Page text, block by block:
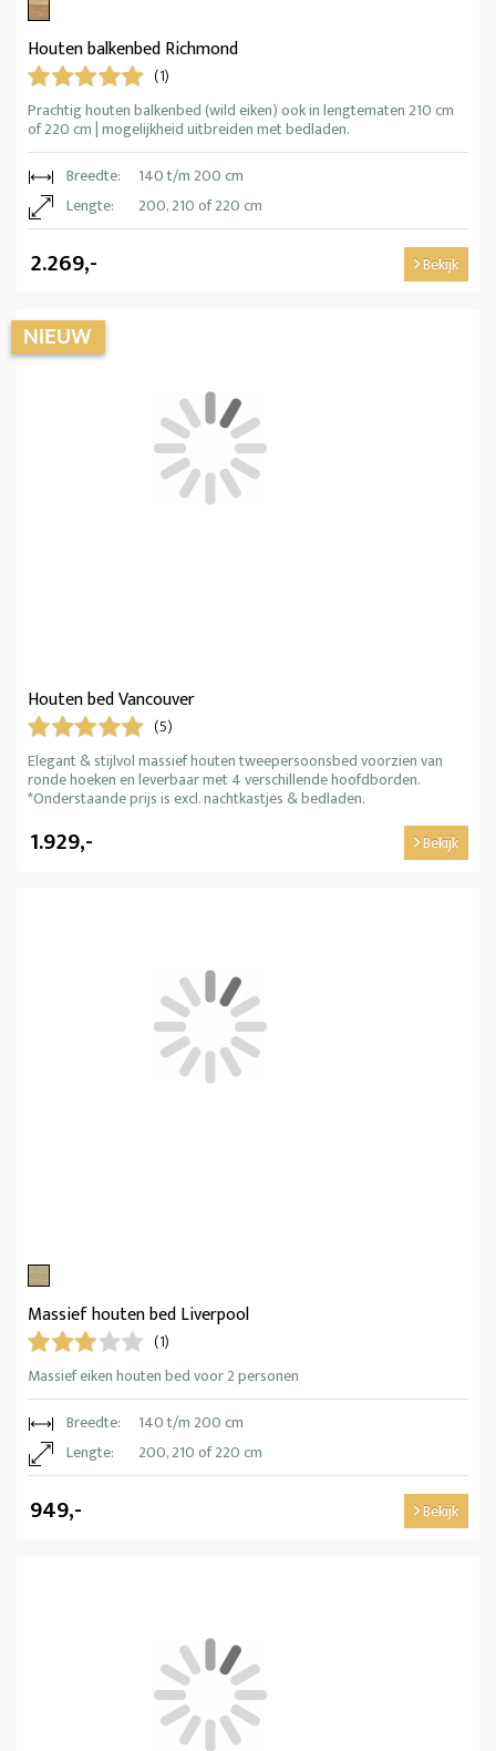
Houten balkenbed Richmond
(1)
Prachtig houten balkenbed (wild eiken) ook in lengtematen 210 cm
of 220 cm | mogelijkheid uitbreiden met bedladen.
Breedte:
140 t/m 200 cm
Lengte:
200, 210 of 220 cm
2.269,- Bekijk
Houten bed Vancouver
(5)
Elegant & stijlvol massief houten tweepersoonsbed voorzien van
ronde hoeken en leverbaar met 4 verschillende hoofdborden.
*Onderstaande prijs is excl. nachtkastjes & bedladen.
1.929,- Bekijk
Massief houten bed Liverpool
(1)
Massief eiken houten bed voor 2 personen
Breedte:
140 t/m 200 cm
Lengte:
200, 210 of 220 cm
949,- Bekijk